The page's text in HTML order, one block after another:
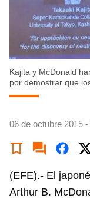
Kajita y McDonald
por demostrar que
06 de octubre 2015 -
(EFE).- El
Arthur B.